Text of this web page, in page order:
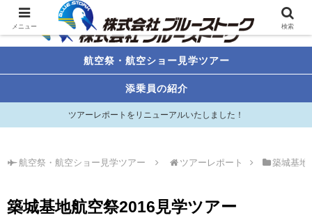
航空祭・航空ショー見学ツアー
添乗員の紹介
ツアーレポートをリニューアルいたしました！
航空祭・航空ショー見学ツアー ツアーレポート 築城基地
築城基地航空祭2016見学ツアー
メニュー 検索